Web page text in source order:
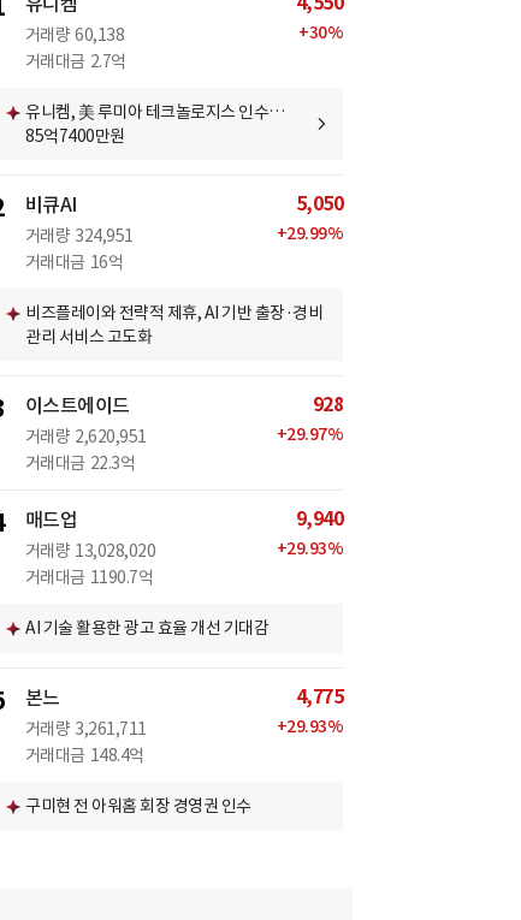
거래량 60,138
거래대금 2.7억
+30%
유니켐, 美 루미아 테크놀로지스 인수…
85억7400만원
비큐AI
거래량 324,951
거래대금 16억
5,050
+29.99%
비즈플레이와 전략적 제휴, AI 기반 출장·경비
관리 서비스 고도화
이스트에이드
거래량 2,620,951
거래대금 22.3억
928
+29.97%
매드업
거래량 13,028,020
거래대금 1190.7억
9,940
+29.93%
AI 기술 활용한 광고 효율 개선 기대감
본느
거래량 3,261,711
거래대금 148.4억
4,775
+29.93%
구미현 전 아워홈 회장 경영권 인수